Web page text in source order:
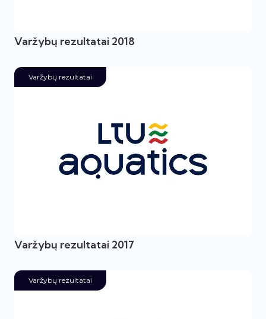
Varžybų rezultatai 2018
Varžybų rezultatai
Varžybų rezultatai 2017
Varžybų rezultatai